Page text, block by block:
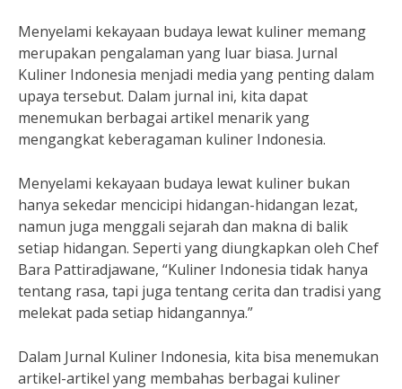
Menyelami kekayaan budaya lewat kuliner memang
merupakan pengalaman yang luar biasa. Jurnal
Kuliner Indonesia menjadi media yang penting dalam
upaya tersebut. Dalam jurnal ini, kita dapat
menemukan berbagai artikel menarik yang
mengangkat keberagaman kuliner Indonesia.
Menyelami kekayaan budaya lewat kuliner bukan
hanya sekedar mencicipi hidangan-hidangan lezat,
namun juga menggali sejarah dan makna di balik
setiap hidangan. Seperti yang diungkapkan oleh Chef
Bara Pattiradjawane, “Kuliner Indonesia tidak hanya
tentang rasa, tapi juga tentang cerita dan tradisi yang
melekat pada setiap hidangannya.”
Dalam Jurnal Kuliner Indonesia, kita bisa menemukan
artikel-artikel yang membahas berbagai kuliner